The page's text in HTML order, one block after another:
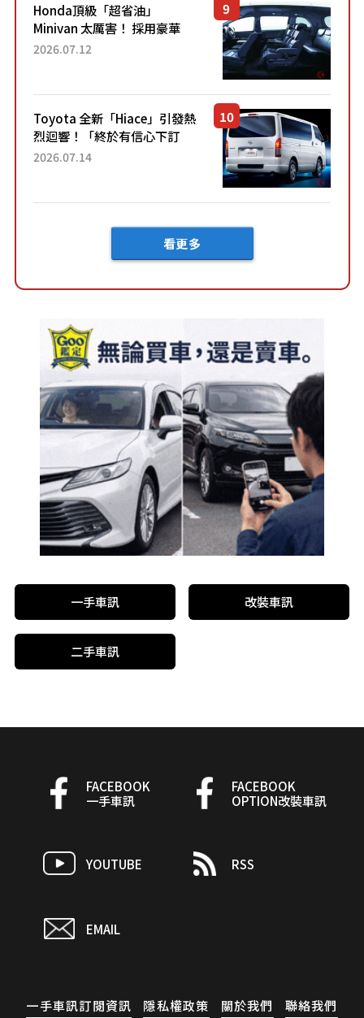
Honda頂級「超省油」
Minivan 太厲害！ 採用豪華
「真皮座椅」與專屬「黑色內
「三...
2026.07.12
Toyota 全新「Hiace」引發熱
烈迴響！「終於有信心下訂
了！」「哪個等級交車最
車？...
2026.07.14
看更多
一手車訊 改裝車訊
二手車訊
FACEBOOK
一手車訊
FACEBOOK
OPTION改裝車訊
YOUTUBE RSS
EMAIL
一手車訊訂閱資訊 隱私權政策 關於我們 聯絡我們